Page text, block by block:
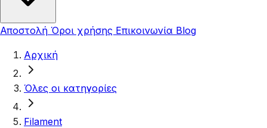
Αποστολή Όροι χρήσης Επικοινωνία Blog
Αρχική
Όλες οι κατηγορίες
Filament